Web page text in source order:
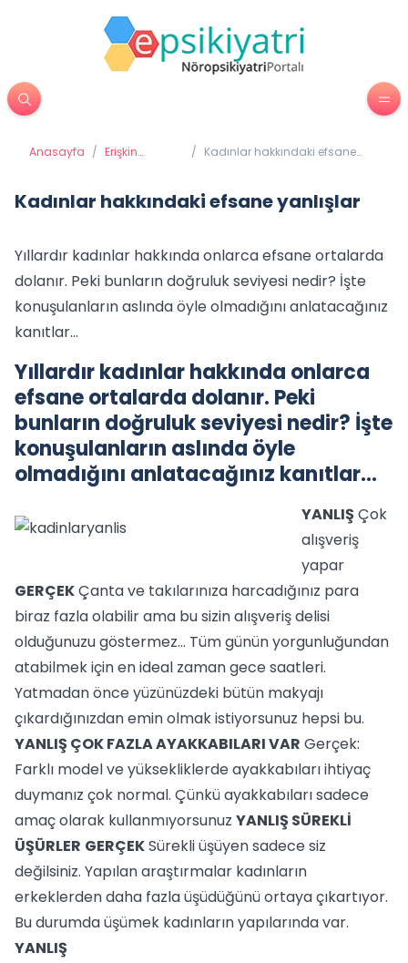
Anasayfa / Erişkin
/ Kadınlar hakkındaki efsane
Kadınlar hakkındaki efsane yanlışlar
Yıllardır kadınlar hakkında onlarca efsane ortalarda
dolanır. Peki bunların doğruluk seviyesi nedir? İşte
konuşulanların aslında öyle olmadığını anlatacağınız
kanıtlar...
Yıllardır kadınlar hakkında onlarca
efsane ortalarda dolanır. Peki
bunların doğruluk seviyesi nedir? İşte
konuşulanların aslında öyle
olmadığını anlatacağınız kanıtlar...
YANLIŞ Çok
alışveriş
yapar
GERÇEKÇanta ve takılarınıza harcadığınız para
biraz fazla olabilir ama bu sizin alışveriş delisi
olduğunuzu göstermez... Tüm günün yorgunluğundan
atabilmek için en ideal zaman gece saatleri.
Yatmadan önce yüzünüzdeki bütün makyajı
çıkardığınızdan emin olmak istiyorsunuz hepsi bu.
YANLIŞ ÇOK FAZLA AYAKKABILARI VAR Gerçek:
Farklı model ve yüksekliklerde ayakkabıları ihtiyaç
duymanız çok normal. Çünkü ayakkabıları sadece
amaç olarak kullanmıyorsunuz YANLIŞ SÜREKLİ
ÜŞÜRLER GERÇEKSürekli üşüyen sadece siz
değilsiniz. Yapılan araştırmalar kadınların
erkeklerden daha fazla üşüdüğünü ortaya çıkartıyor.
Bu durumda üşümek kadınların yapılarında var.
YANLIŞ